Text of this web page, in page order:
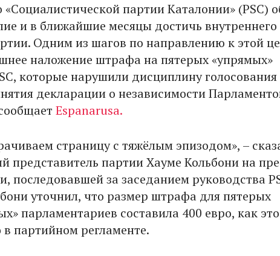
«Социалистической партии Каталонии» (PSC)
и в ближайшие месяцы достичь внутреннего
Одним из шагов по направлению к этой
наложение штрафа на пятерых «упрямых»
которые нарушили дисциплину голосования
декларации о независимости
Espanarusa.
страницу с тяжёлым эпизодом», –
представитель партии Хауме Кольбони на
последовавшей за заседанием руководства
уточнил, что размер штрафа для пятерых
парламентариев составила 400 евро, как это
в партийном регламенте.